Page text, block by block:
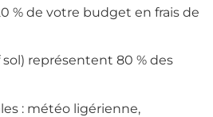
% de votre budget en frais de
représentent 80 % des
: météo ligérienne,